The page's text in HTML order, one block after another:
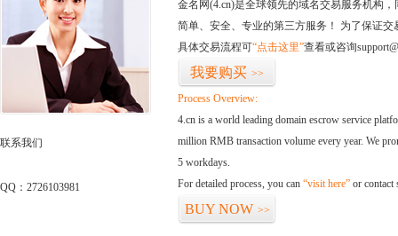
联系我们
QQ：2726103981
金名网(4.cn)是全球领先的域名交易服务机构
简单、安全、专业的第三方服务！ 为了保证
具体交易流程可“点击这里”查看或咨询
我要购买 >>
Process Overview:
4.cn is a world leading domain escrow service
million RMB transaction volume every year. We
5 workdays.
For detailed process, you can “visit here” or contact
BUY NOW >>